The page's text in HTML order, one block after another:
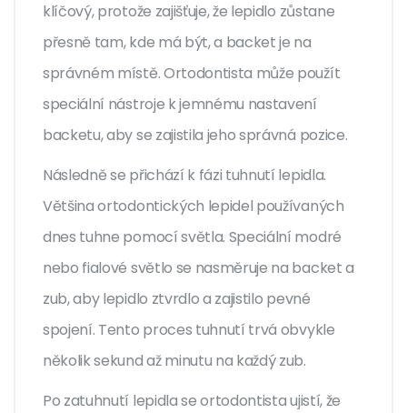
klíčový, protože zajišťuje, že lepidlo zůstane
přesně tam, kde má být, a backet je na
správném místě. Ortodontista může použít
speciální nástroje k jemnému nastavení
backetu, aby se zajistila jeho správná pozice.
Následně se přichází k fázi tuhnutí lepidla.
Většina ortodontických lepidel používaných
dnes tuhne pomocí světla. Speciální modré
nebo fialové světlo se nasměruje na backet a
zub, aby lepidlo ztvrdlo a zajistilo pevné
spojení. Tento proces tuhnutí trvá obvykle
několik sekund až minutu na každý zub.
Po zatuhnutí lepidla se ortodontista ujistí, že